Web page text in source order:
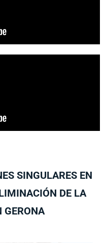
SINGULARES EN
DE LA
GERONA